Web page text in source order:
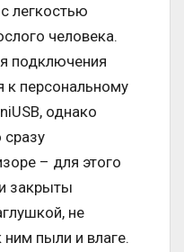
легкостью
человека.
подключения
персональному
однако
– для этого
закрыты
не
пыли и влаге.